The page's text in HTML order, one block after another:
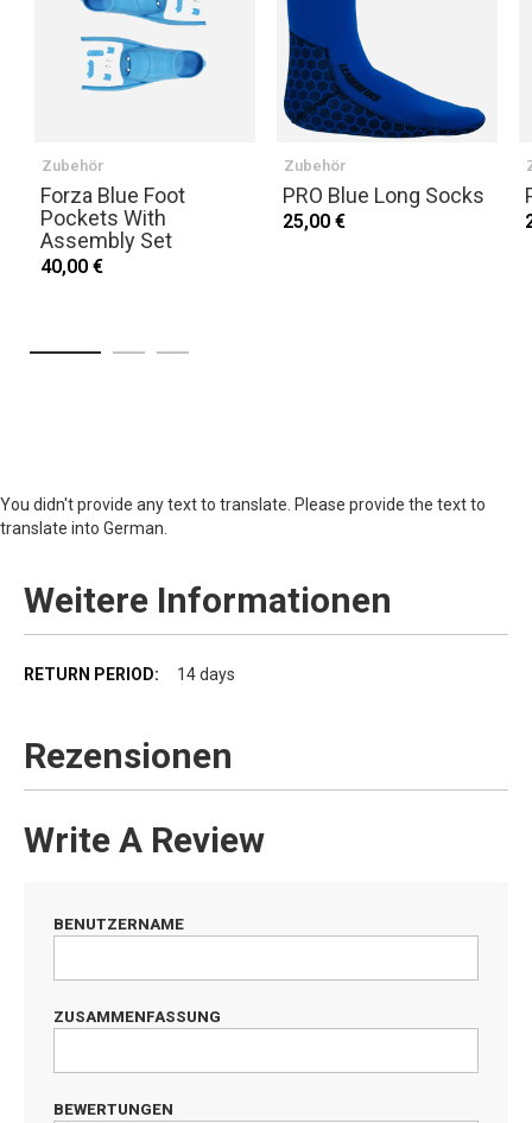
Zubehör
Forza Blue Foot
Pockets With
Assembly Set
40,00 €
Zubehör
PRO Blue Long Socks
25,00 €
You didn't provide any text to translate. Please provide the text to
translate into German.
Weitere Informationen
Weitere
14 days
Rezensionen
Write A Review
BENUTZERNAME
ZUSAMMENFASSUNG
BEWERTUNGEN